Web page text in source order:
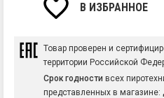
В ИЗБРАННОЕ
Товар проверен и
территории Российской
Срок годности всех
представленных в магазине: